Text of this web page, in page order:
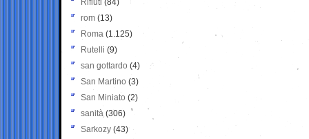
Rifiuti (84)
rom (13)
Roma (1.125)
Rutelli (9)
san gottardo (4)
San Martino (3)
San Miniato (2)
sanità (306)
Sarkozy (43)